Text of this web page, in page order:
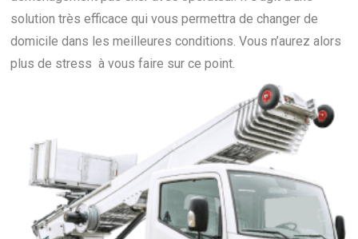
solution très efficace qui vous permettra de changer de
domicile dans les meilleures conditions. Vous n’aurez alors
plus de stress à vous faire sur ce point.